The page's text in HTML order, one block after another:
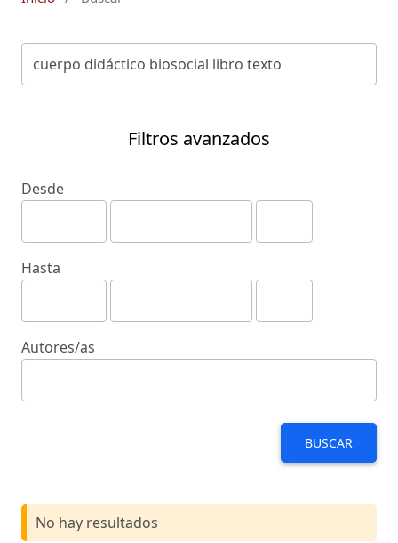
Filtros avanzados
Desde
Hasta
Autores/as
BUSCAR
No hay resultados